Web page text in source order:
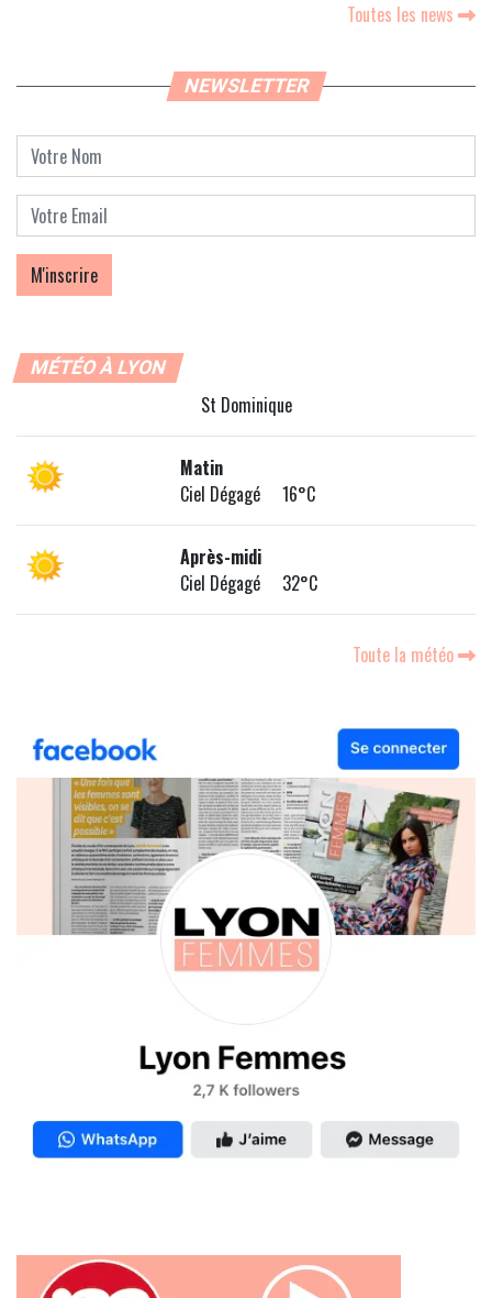
Toutes les news
NEWSLETTER
MÉTÉO À LYON
St Dominique
Matin
Ciel Dégagé 16°C
Après-midi
Ciel Dégagé 32°C
Toute la météo